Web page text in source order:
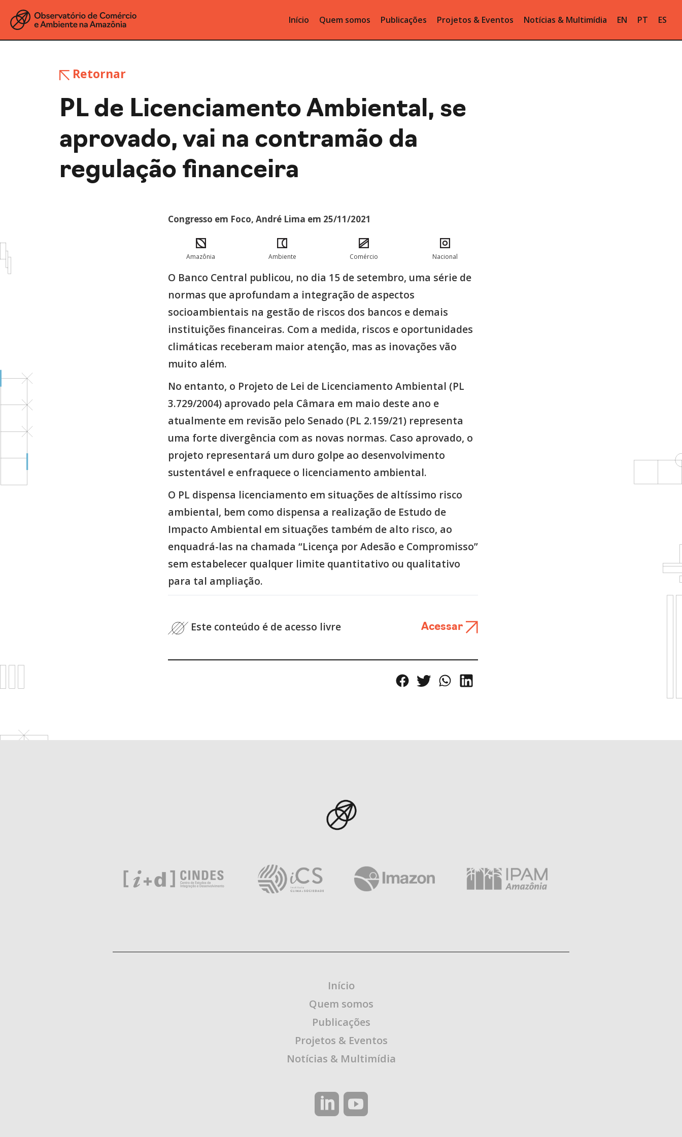
Início Quem somos Publicações Projetos & Eventos Notícias & Multimídia EN PT ES
Retornar
PL de Licenciamento Ambiental, se
aprovado, vai na contramão da
regulação financeira
Congresso em Foco, André Lima em 25/11/2021
Amazônia Ambiente Comércio Nacional
O Banco Central publicou, no dia 15 de setembro, uma série de
normas que aprofundam a integração de aspectos
socioambientais na gestão de riscos dos bancos e demais
instituições financeiras. Com a medida, riscos e oportunidades
climáticas receberam maior atenção, mas as inovações vão
muito além.
No entanto, o Projeto de Lei de Licenciamento Ambiental (PL
3.729/2004) aprovado pela Câmara em maio deste ano e
atualmente em revisão pelo Senado (PL 2.159/21) representa
uma forte divergência com as novas normas. Caso aprovado, o
projeto representará um duro golpe ao desenvolvimento
sustentável e enfraquece o licenciamento ambiental.
O PL dispensa licenciamento em situações de altíssimo risco
ambiental, bem como dispensa a realização de Estudo de
Impacto Ambiental em situações também de alto risco, ao
enquadrá-las na chamada “Licença por Adesão e Compromisso”
sem estabelecer qualquer limite quantitativo ou qualitativo
para tal ampliação.
Este conteúdo é de acesso livre Acessar
Início
Quem somos
Publicações
Projetos & Eventos
Notícias & Multimídia